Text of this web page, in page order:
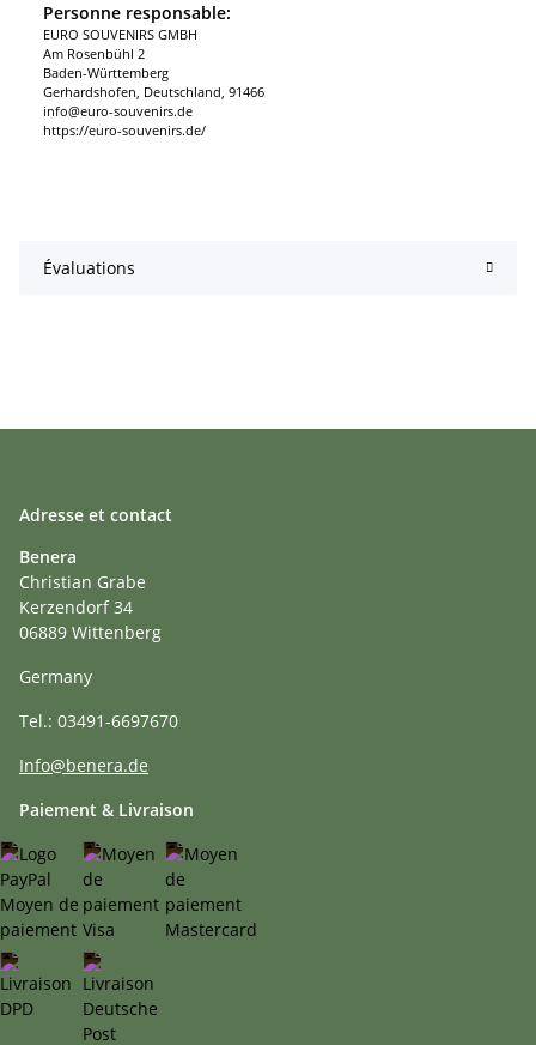
Personne responsable:
EURO SOUVENIRS GMBH
Am Rosenbühl 2
Baden-Württemberg
Gerhardshofen, Deutschland, 91466
info@euro-souvenirs.de
https://euro-souvenirs.de/
Évaluations
Adresse et contact
Benera
Christian Grabe
Kerzendorf 34
06889 Wittenberg
Germany
Tel.: 03491-6697670
Info@benera.de
Paiement & Livraison